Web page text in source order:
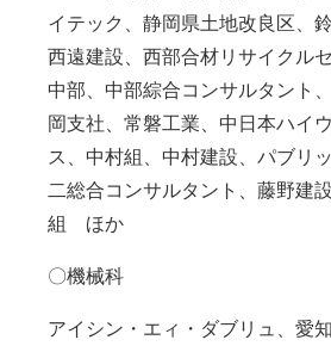
イテック、静岡県土地改良区、
西遠建設、西部合材リサイクル
中部、中部綜合コンサルタント
岡支社、常磐工業、中日本ハイ
ス、中村組、中村建設、パブリ
二総合コンサルタント、藤野建
組 ほか
〇機械科
アイシン・エィ・ダブリュ、愛